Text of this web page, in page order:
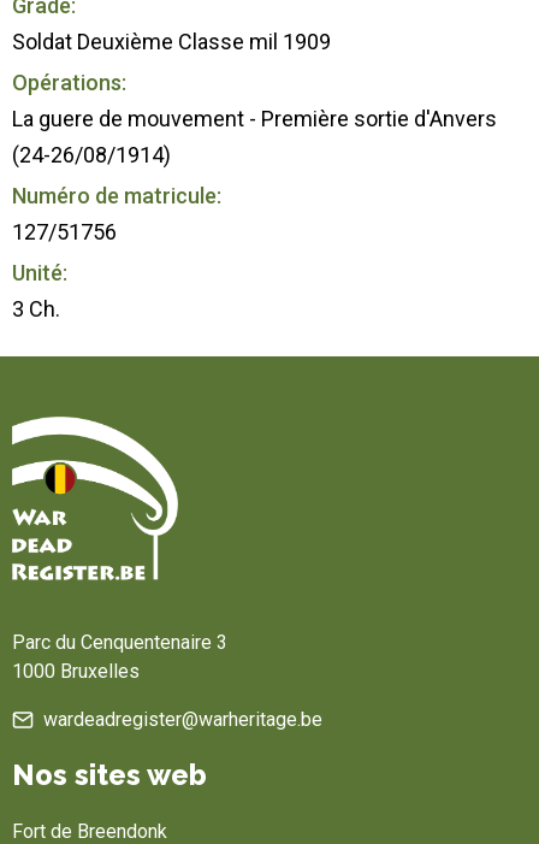
Grade:
Soldat Deuxième Classe mil 1909
Opérations:
La guere de mouvement - Première sortie d'Anvers
(24-26/08/1914)
Numéro de matricule:
127/51756
Unité:
3 Ch.
Parc du Cenquentenaire 3
1000 Bruxelles
wardeadregister@warheritage.be
Nos sites web
Fort de Breendonk